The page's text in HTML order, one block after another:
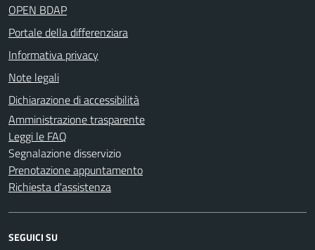
OPEN BDAP
Portale della differenziara
Informativa privacy
Note legali
Dichiarazione di accessibilità
Amministrazione trasparente
Leggi le FAQ
Segnalazione disservizio
Prenotazione appuntamento
Richiesta d'assistenza
SEGUICI SU